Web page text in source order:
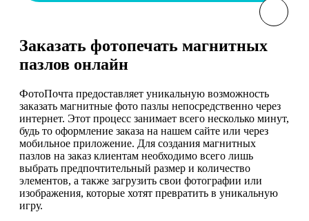
Заказать фотопечать магнитных
пазлов онлайн
ФотоПочта предоставляет уникальную возможность
заказать магнитные фото пазлы непосредственно через
интернет. Этот процесс занимает всего несколько минут,
будь то оформление заказа на нашем сайте или через
мобильное приложение. Для создания магнитных
пазлов на заказ клиентам необходимо всего лишь
выбрать предпочтительный размер и количество
элементов, а также загрузить свои фотографии или
изображения, которые хотят превратить в уникальную
игру.